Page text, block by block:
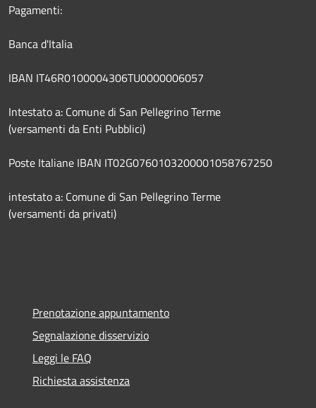
Pagamenti:
Banca d'Italia
IBAN IT46R0100004306TU0000006057
Intestato a: Comune di San Pellegrino Terme
(versamenti da Enti Pubblici)
Poste Italiane IBAN IT02G0760103200001058767250
intestato a: Comune di San Pellegrino Terme
(versamenti da privati)
Prenotazione appuntamento
Segnalazione disservizio
Leggi le FAQ
Richiesta assistenza